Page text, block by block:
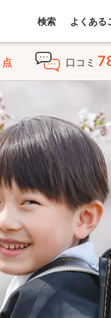
検索 よくある
点 口コミ